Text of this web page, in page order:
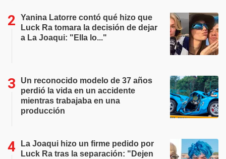
Yanina Latorre contó qué hizo que
Luck Ra tomara la decisión de dejar
a La Joaqui: "Ella lo..."
Un reconocido modelo de 37 años
perdió la vida en un accidente
mientras trabajaba en una
producción
La Joaqui hizo un firme pedido por
Luck Ra tras la separación: "Dejen